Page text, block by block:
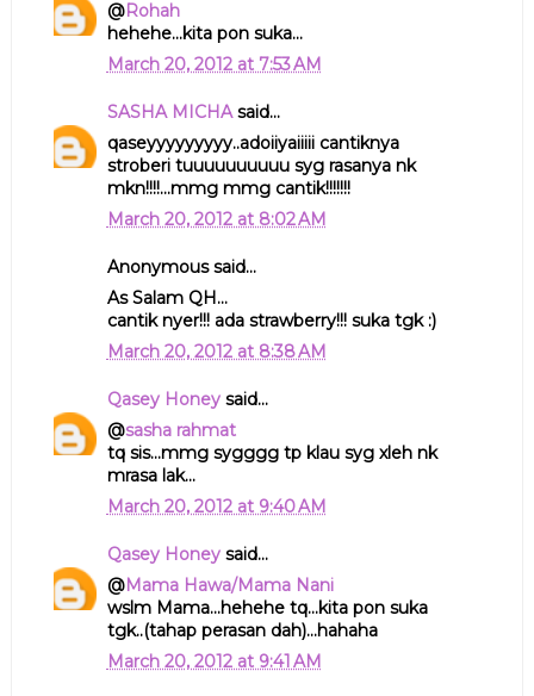
@Rohah
hehehe...kita pon suka...
March 20, 2012 at 7:53 AM
SASHA MICHAsaid...
qaseyyyyyyyyy..adoiiyaiiiii cantiknya
stroberi tuuuuuuuuuu syg rasanya nk
mkn!!!!...mmg mmg cantik!!!!!!!
March 20, 2012 at 8:02 AM
Anonymous said...
As Salam QH...
cantik nyer!!! ada strawberry!!! suka tgk :)
March 20, 2012 at 8:38 AM
Qasey Honeysaid...
@sasha rahmat
tq sis...mmg sygggg tp klau syg xleh nk
mrasa lak...
March 20, 2012 at 9:40 AM
Qasey Honeysaid...
@Mama Hawa/Mama Nani
wslm Mama...hehehe tq...kita pon suka
tgk..(tahap perasan dah)...hahaha
March 20, 2012 at 9:41 AM